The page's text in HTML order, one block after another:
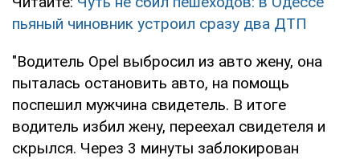
пьяный чиновник устроил сразу два ДТП
"Водитель Opel выбросил из авто жену, она
пыталась остановить авто, на помощь
поспешил мужчина свидетель. В итоге
водитель избил жену, переехал свидетеля и
скрылся. Через 3 минуты заблокирован